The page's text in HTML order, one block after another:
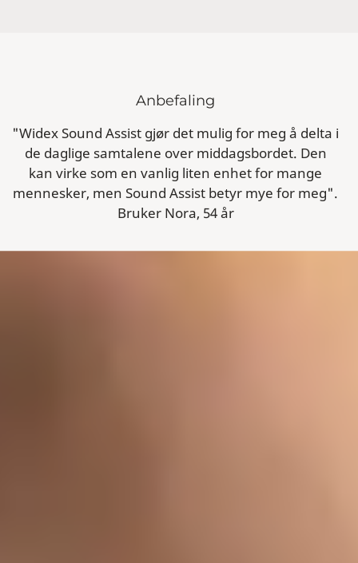
Anbefaling
"Widex Sound Assist gjør det mulig for meg å delta i
de daglige samtalene over middagsbordet. Den
kan virke som en vanlig liten enhet for mange
mennesker, men Sound Assist betyr mye for meg".
Bruker Nora, 54 år